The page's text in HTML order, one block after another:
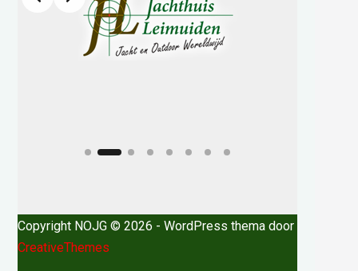
Copyright NOJG © 2026 - WordPress thema door
CreativeThemes